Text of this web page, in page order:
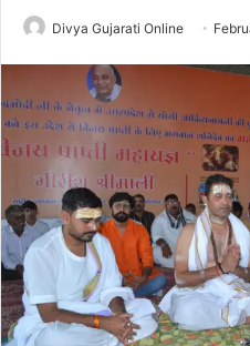
Divya Gujarati Online